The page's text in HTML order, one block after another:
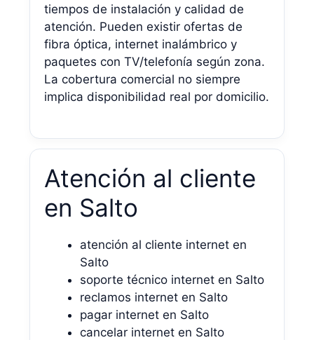
tiempos de instalación y calidad de
atención. Pueden existir ofertas de
fibra óptica, internet inalámbrico y
paquetes con TV/telefonía según zona.
La cobertura comercial no siempre
implica disponibilidad real por domicilio.
Atención al cliente
en Salto
atención al cliente internet en
Salto
soporte técnico internet en Salto
reclamos internet en Salto
pagar internet en Salto
cancelar internet en Salto